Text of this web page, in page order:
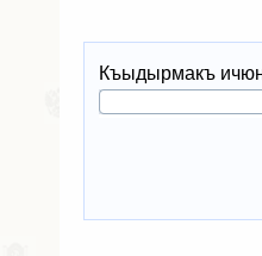
КъМДж ЮР
КъМДж ЮР
Къыдырмакъ